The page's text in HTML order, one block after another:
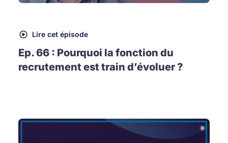
Lire cet épisode
Ep. 66 : Pourquoi la fonction du
recrutement est train d’évoluer ?